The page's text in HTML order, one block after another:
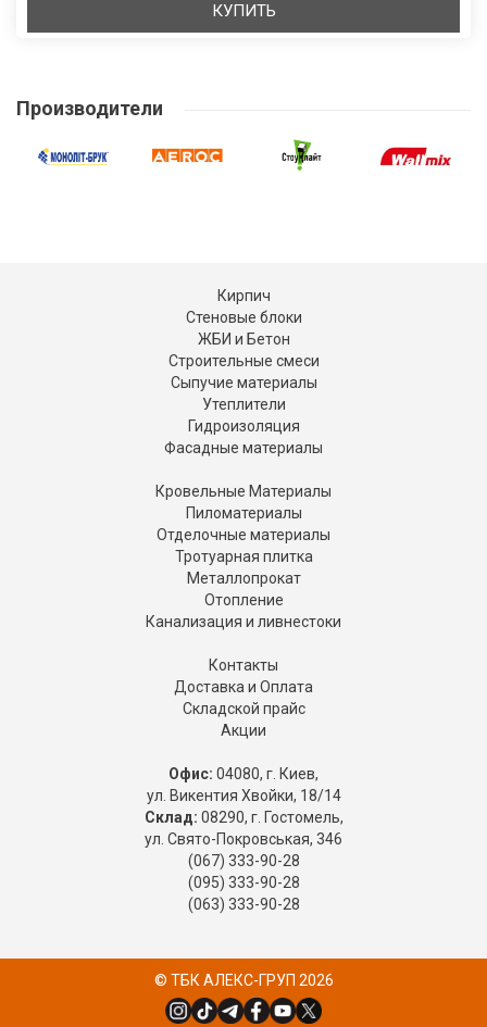
КУПИТЬ
Производители
Кирпич
Стеновые блоки
ЖБИ и Бетон
Строительные смеси
Сыпучие материалы
Утеплители
Гидроизоляция
Фасадные материалы
Кровельные Материалы
Пиломатериалы
Отделочные материалы
Тротуарная плитка
Металлопрокат
Отопление
Канализация и ливнестоки
Контакты
Доставка и Оплата
Складской прайс
Акции
Офис: 04080, г. Киев,
ул. Викентия Хвойки, 18/14
Склад: 08290, г. Гостомель,
ул. Свято-Покровськая, 346
(067) 333-90-28
(095) 333-90-28
(063) 333-90-28
© ТБК АЛЕКС-ГРУП 2026